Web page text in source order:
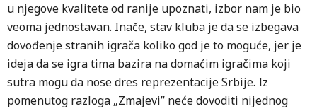
u njegove kvalitete od ranije upoznati, izbor nam je bio
veoma jednostavan. Inače, stav kluba je da se izbegava
dovođenje stranih igrača koliko god je to moguće, jer je
ideja da se igra tima bazira na domaćim igračima koji
sutra mogu da nose dres reprezentacije Srbije. Iz
pomenutog razloga „Zmajevi” neće dovoditi nijednog